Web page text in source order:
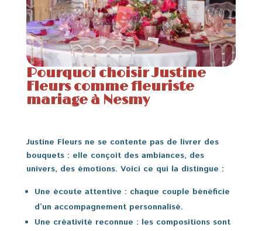
Pourquoi choisir Justine
Fleurs comme fleuriste
mariage à Nesmy
Justine Fleurs ne se contente pas de livrer des
bouquets : elle conçoit des ambiances, des
univers, des émotions. Voici ce qui la distingue :
Une écoute attentive : chaque couple bénéficie
d’un accompagnement personnalisé.
Une créativité reconnue : les compositions sont